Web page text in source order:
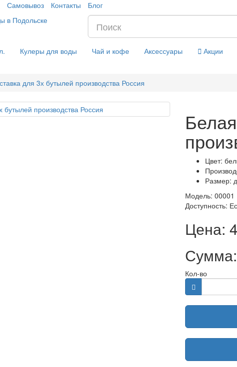
Самовывоз Контакты Блог
Кулеры для воды Чай и кофе Аксессуары Акции
для 3х бутылей производства Россия
Цвет:
Размер:
Модель: 00001
Доступность:
Цена:
Сумма:
Кол-во